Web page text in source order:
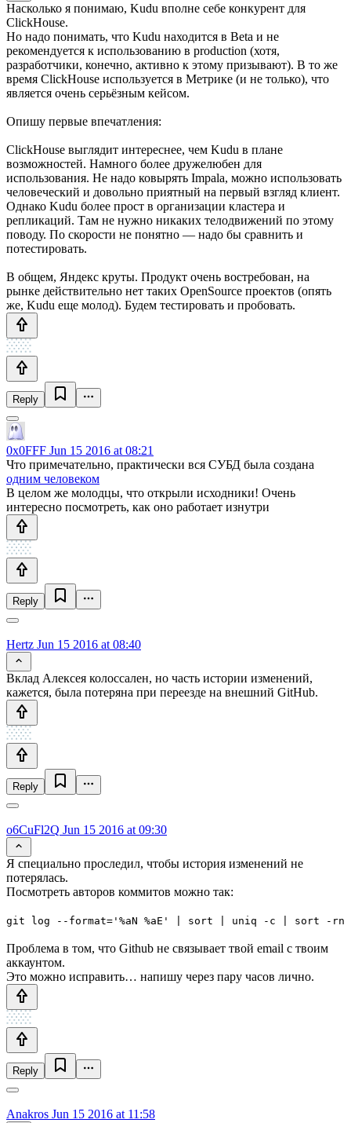
Насколько я понимаю, Kudu вполне себе конкурент для
ClickHouse.
Но надо понимать, что Kudu находится в Beta и не
рекомендуется к использованию в production (хотя,
разработчики, конечно, активно к этому призывают). В то же
время ClickHouse используется в Метрике (и не только), что
является очень серьёзным кейсом.
Опишу первые впечатления:
ClickHouse выглядит интереснее, чем Kudu в плане
возможностей. Намного более дружелюбен для
использования. Не надо ковырять Impala, можно использовать
человеческий и довольно приятный на первый взгляд клиент.
Однако Kudu более прост в организации кластера и
репликаций. Там не нужно никаких телодвижений по этому
поводу. По скорости не понятно — надо бы сравнить и
потестировать.
В общем, Яндекс круты. Продукт очень востребован, на
рынке действительно нет таких OpenSource проектов (опять
же, Kudu еще молод). Будем тестировать и пробовать.
Reply
0x0FFF Jun 15 2016 at 08:21
Что примечательно, практически вся СУБД была создана
одним человеком
В целом же молодцы, что открыли исходники! Очень
интересно посмотреть, как оно работает изнутри
Reply
Hertz Jun 15 2016 at 08:40
Вклад Алексея колоссален, но часть истории изменений,
кажется, была потеряна при переезде на внешний GitHub.
Reply
o6CuFl2Q Jun 15 2016 at 09:30
Я специально проследил, чтобы история изменений не
потерялась.
Посмотреть авторов коммитов можно так:
git log --format='%aN %aE' | sort | uniq -c | sort -rn
Проблема в том, что Github не связывает твой email с твоим
аккаунтом.
Это можно исправить… напишу через пару часов лично.
Reply
Anakros Jun 15 2016 at 11:58